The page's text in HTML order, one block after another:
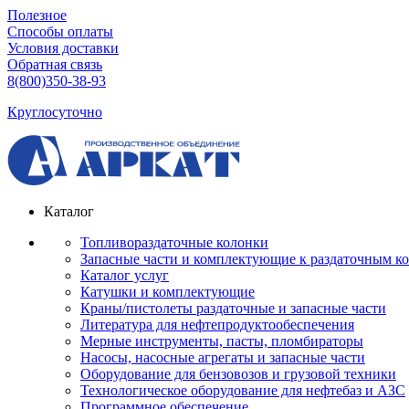
Полезное
Способы оплаты
Условия доставки
Обратная связь
8(800)350-38-93
Круглосуточно
Каталог
Топливораздаточные колонки
Запасные части и комплектующие к раздаточным
Каталог услуг
Катушки и комплектующие
Краны/пистолеты раздаточные и запасные части
Литература для нефтепродуктообеспечения
Мерные инструменты, пасты, пломбираторы
Насосы, насосные агрегаты и запасные части
Оборудование для бензовозов и грузовой техники
Технологическое оборудование для нефтебаз и АЗС